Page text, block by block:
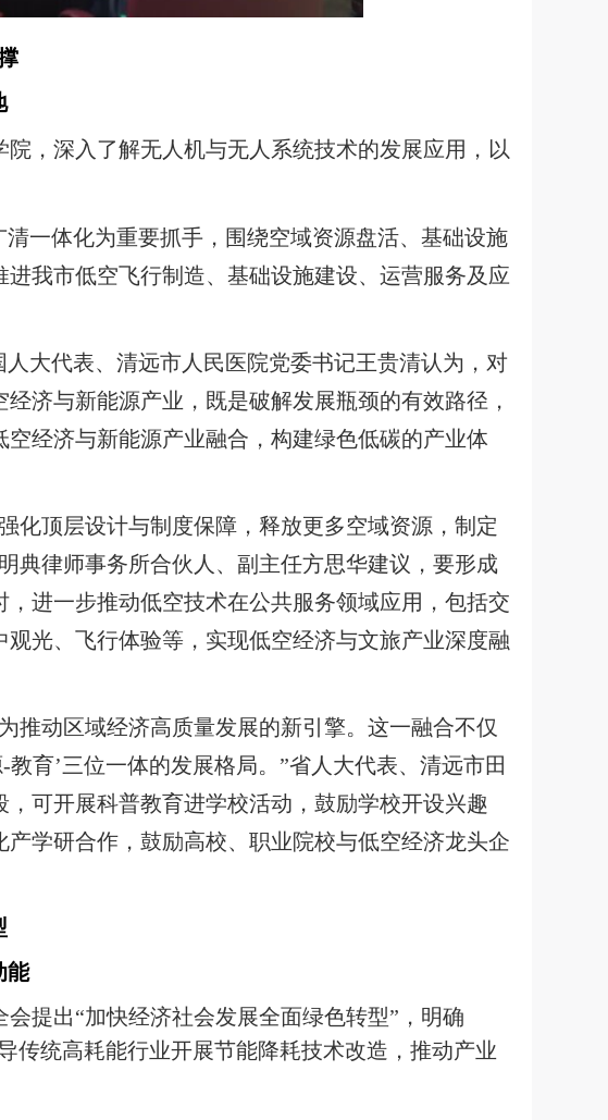
，深入了解无人机与无人系统技术的发展应用，以
一体化为重要抓手，围绕空域资源盘活、基础设施
我市低空飞行制造、基础设施建设、运营服务及应
大代表、清远市人民医院党委书记王贵清认为，对
济与新能源产业，既是破解发展瓶颈的有效路径，
经济与新能源产业融合，构建绿色低碳的产业体
化顶层设计与制度保障，释放更多空域资源，制定
典律师事务所合伙人、副主任方思华建议，要形成
进一步推动低空技术在公共服务领域应用，包括交
光、飞行体验等，实现低空经济与文旅产业深度融
推动区域经济高质量发展的新引擎。这一融合不仅
-教育’三位一体的发展格局。”省人大代表、清远市田
可开展科普教育进学校活动，鼓励学校开设兴趣
学研合作，鼓励高校、职业院校与低空经济龙头企
能
提出“加快经济社会发展全面绿色转型”，明确
传统高耗能行业开展节能降耗技术改造，推动产业